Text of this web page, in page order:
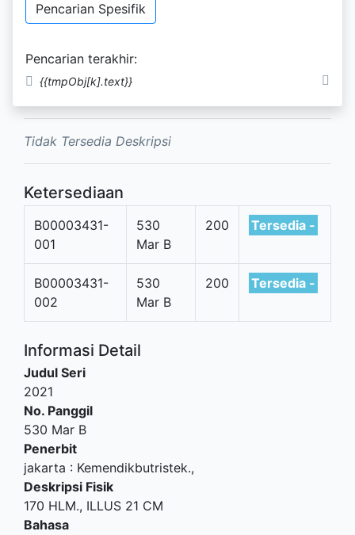
Pencarian Spesifik
Pencarian terakhir:
{{tmpObj[k].text}}
Printed Book
KELAS XI Kurikulum Merdeka
Tidak Tersedia Deskripsi
Ketersediaan
B00003431-
001
530
Mar B
200 Tersedia -
B00003431-
002
530
Mar B
200 Tersedia -
Informasi Detail
Judul Seri
2021
No. Panggil
530 Mar B
Penerbit
jakarta : Kemendikbutristek.,
Deskripsi Fisik
170 HLM., ILLUS 21 CM
Bahasa